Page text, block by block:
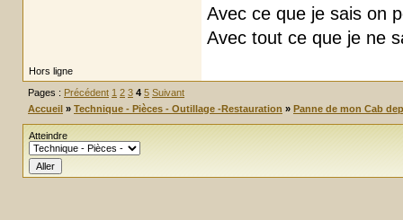
Avec ce que je sais on
Avec tout ce que je ne
Hors ligne
Pages : Précédent 1 2 3 4 5 Suivant
Accueil » Technique - Pièces - Outillage -Restauration » Panne de mon Cab
Atteindre